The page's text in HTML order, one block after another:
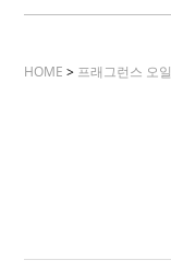
HOME > 프래그런스 오일